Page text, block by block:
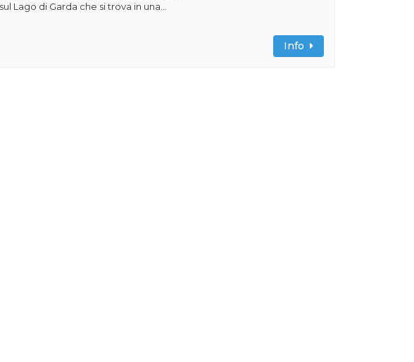
Lago di Garda che si trova in una...
Info